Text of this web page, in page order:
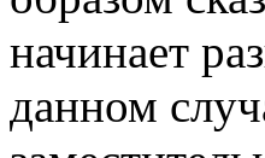
начинает
данном